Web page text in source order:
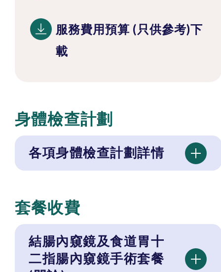
服務費用預算 (只供參考)下
載
身體檢查計劃
各項身體檢查計劃詳情
套餐收費
結腸內窺鏡及食道胃十
二指腸內窺鏡手術套餐